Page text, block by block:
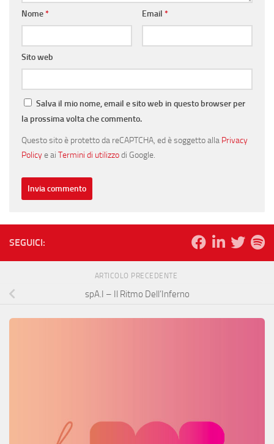
Nome* Email *
Sito web
Salva il mio nome, email e sito web in questo browser per
la prossima volta che commento.
Questo sito è protetto da reCAPTCHA, ed è soggetto alla Privacy
Policye ai Termini di utilizzodi Google.
SEGUICI:
ARTICOLO PRECEDENTE
spA.I – Il Ritmo Dell’Inferno